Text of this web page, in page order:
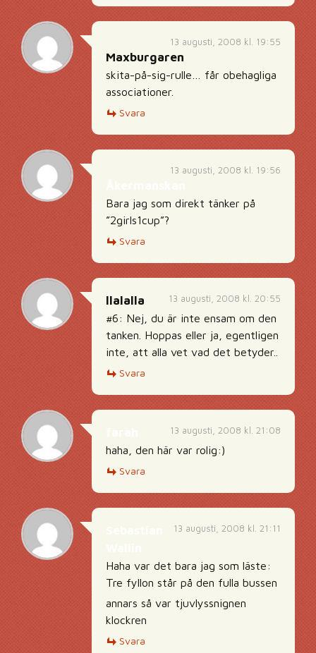
13 augusti, 2008 kl. 19:55
Maxburgaren
skita-på-sig-rulle… får obehagliga
associationer.
Svara
13 augusti, 2008 kl. 19:56
Bara jag som direkt tänker på
”2girls1cup”?
Svara
13 augusti, 2008 kl. 20:55
llalalla
#6: Nej, du är inte ensam om den
tanken. Hoppas eller ja, egentligen
inte, att alla vet vad det betyder..
Svara
13 augusti, 2008 kl. 21:08
haha, den här var rolig:)
Svara
13 augusti, 2008 kl. 21:11
Haha var det bara jag som läste:
Tre fyllon står på den fulla bussen
annars så var tjuvlyssnignen
klockren
Svara